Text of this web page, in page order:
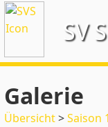
SV
Galerie
Übersicht>Saison